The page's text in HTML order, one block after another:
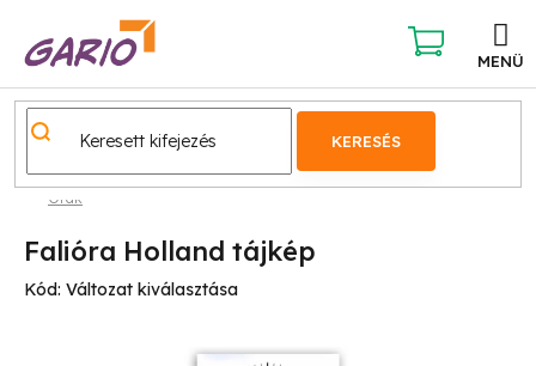
KERESÉS
KOSÁR
Órák
Falióra Holland tájkép
Kód: Változat kiválasztása